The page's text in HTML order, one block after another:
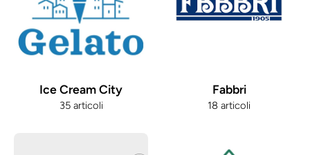
Ice Cream City
35 articoli
Fabbri
18 articoli